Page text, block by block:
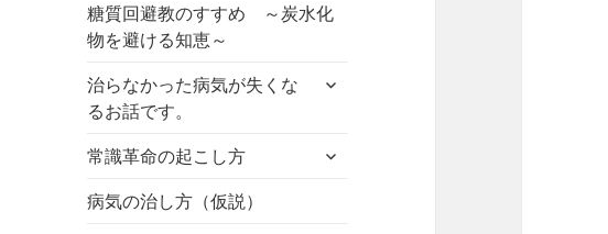
糖質回避教のすすめ ～炭水化
物を避ける知恵～
治らなかった病気が失くな
るお話です。
サ
ニ
常識革命の起こし方
サ
病気の治し方（仮説）